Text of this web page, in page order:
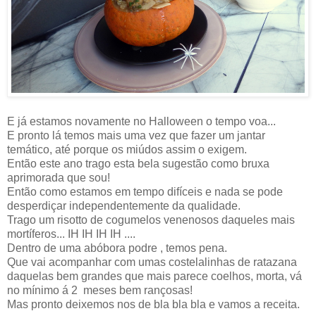
E já estamos novamente no Halloween o tempo voa...
E pronto lá temos mais uma vez que fazer um jantar
temático, até porque os miúdos assim o exigem.
Então este ano trago esta bela sugestão como bruxa
aprimorada que sou!
Então como estamos em tempo difíceis e nada se pode
desperdiçar independentemente da qualidade.
Trago um risotto de cogumelos venenosos daqueles mais
mortíferos... IH IH IH IH ....
Dentro de uma abóbora podre , temos pena.
Que vai acompanhar com umas costelalinhas de ratazana
daquelas bem grandes que mais parece coelhos, morta, vá
no mínimo á 2 meses bem rançosas!
Mas pronto deixemos nos de bla bla bla e vamos a receita.